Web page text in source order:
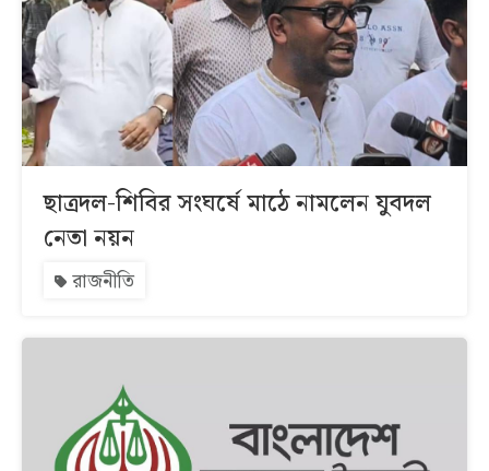
ছাত্রদল-শিবির সংঘর্ষে মাঠে নামলেন যুবদল
নেতা নয়ন
রাজনীতি